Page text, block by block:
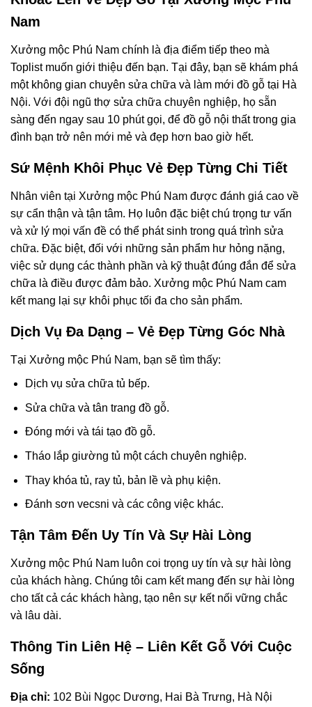
Nam
Xưởng mộc Phú Nam chính là địa điểm tiếp theo mà
Toplist muốn giới thiệu đến bạn. Tại đây, bạn sẽ khám phá
một không gian chuyên sửa chữa và làm mới đồ gỗ tại Hà
Nội. Với đội ngũ thợ sửa chữa chuyên nghiệp, họ sẵn
sàng đến ngay sau 10 phút gọi, để đồ gỗ nội thất trong gia
đình bạn trở nên mới mẻ và đẹp hơn bao giờ hết.
Sứ Mệnh Khôi Phục Vẻ Đẹp Từng Chi Tiết
Nhân viên tại Xưởng mộc Phú Nam được đánh giá cao về
sự cẩn thận và tận tâm. Họ luôn đặc biệt chú trọng tư vấn
và xử lý mọi vấn đề có thể phát sinh trong quá trình sửa
chữa. Đặc biệt, đối với những sản phẩm hư hỏng nặng,
việc sử dụng các thành phần và kỹ thuật đúng đắn để sửa
chữa là điều được đảm bảo. Xưởng mộc Phú Nam cam
kết mang lại sự khôi phục tối đa cho sản phẩm.
Dịch Vụ Đa Dạng – Vẻ Đẹp Từng Góc Nhà
Tại Xưởng mộc Phú Nam, bạn sẽ tìm thấy:
Dịch vụ sửa chữa tủ bếp.
Sửa chữa và tân trang đồ gỗ.
Đóng mới và tái tạo đồ gỗ.
Tháo lắp giường tủ một cách chuyên nghiệp.
Thay khóa tủ, ray tủ, bản lề và phụ kiện.
Đánh sơn vecsni và các công việc khác.
Tận Tâm Đến Uy Tín Và Sự Hài Lòng
Xưởng mộc Phú Nam luôn coi trọng uy tín và sự hài lòng
của khách hàng. Chúng tôi cam kết mang đến sự hài lòng
cho tất cả các khách hàng, tạo nên sự kết nối vững chắc
và lâu dài.
Thông Tin Liên Hệ – Liên Kết Gỗ Với Cuộc
Sống
Địa chỉ: 102 Bùi Ngọc Dương, Hai Bà Trưng, Hà Nội